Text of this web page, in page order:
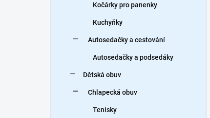
Kočárky pro panenky
Kuchyňky
Autosedačky a cestování
Autosedačky a podsedáky
Dětská obuv
Chlapecká obuv
Tenisky